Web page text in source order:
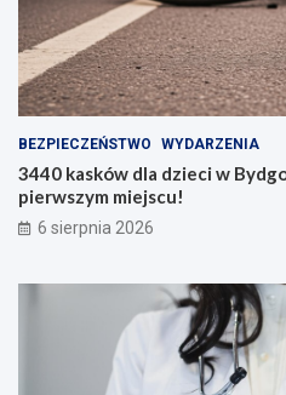
BEZPIECZEŃSTWO WYDARZENIA
3440 kasków dla dzieci w
pierwszym miejscu!
6 sierpnia 2026